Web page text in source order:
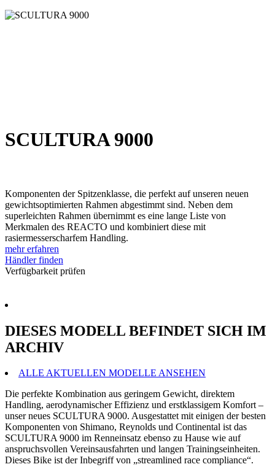
SCULTURA 9000
Komponenten der Spitzenklasse, die perfekt auf unseren neuen
gewichtsoptimierten Rahmen abgestimmt sind. Neben dem
superleichten Rahmen übernimmt es eine lange Liste von
Merkmalen des REACTO und kombiniert diese mit
rasiermesserscharfem Handling.
mehr erfahren
Händler finden
Verfügbarkeit prüfen
DIESES MODELL BEFINDET SICH IM
ARCHIV
ALLE AKTUELLEN MODELLE ANSEHEN
Die perfekte Kombination aus geringem Gewicht, direktem
Handling, aerodynamischer Effizienz und erstklassigem Komfort –
unser neues SCULTURA 9000. Ausgestattet mit einigen der besten
Komponenten von Shimano, Reynolds und Continental ist das
SCULTURA 9000 im Renneinsatz ebenso zu Hause wie auf
anspruchsvollen Vereinsausfahrten und langen Trainingseinheiten.
Dieses Bike ist der Inbegriff von „streamlined race compliance“.